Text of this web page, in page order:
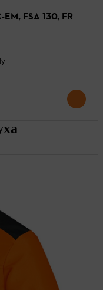
FSA 130, FR